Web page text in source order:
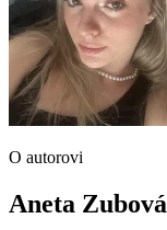
O autorovi
Aneta Zubová